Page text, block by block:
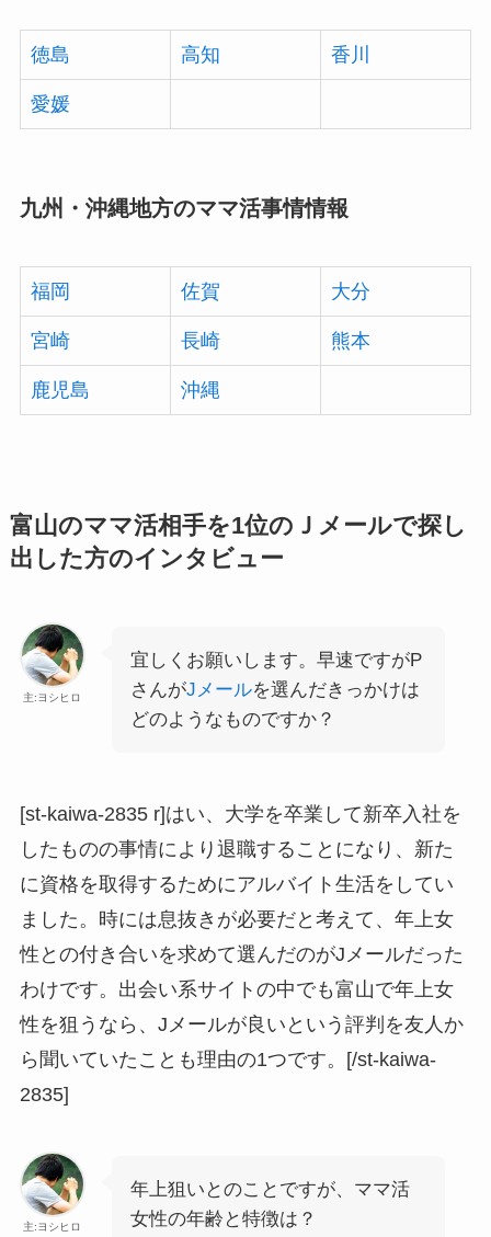
徳島 高知 香川
愛媛
九州・沖縄地方のママ活事情情報
福岡 佐賀 大分
宮崎 長崎 熊本
鹿児島 沖縄
富山のママ活相手を1位のＪメールで探し
出した方のインタビュー
主:ヨシヒロ
宜しくお願いします。早速ですがP
さんがJメールを選んだきっかけは
どのようなものですか？
[st-kaiwa-2835 r]はい、大学を卒業して新卒入社を
したものの事情により退職することになり、新た
に資格を取得するためにアルバイト生活をしてい
ました。時には息抜きが必要だと考えて、年上女
性との付き合いを求めて選んだのがJメールだった
わけです。出会い系サイトの中でも富山で年上女
性を狙うなら、Jメールが良いという評判を友人か
ら聞いていたことも理由の1つです。[/st-kaiwa-
2835]
主:ヨシヒロ
年上狙いとのことですが、ママ活
女性の年齢と特徴は？